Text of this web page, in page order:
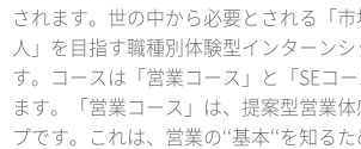
されます。世の中から必要とされる「
人」を目指す職種別体験型インターン
す。コースは「営業コース」と「SEコ
ます。「営業コース」は、提案型営業
プです。これは、営業の‘‘基本‘‘を知る